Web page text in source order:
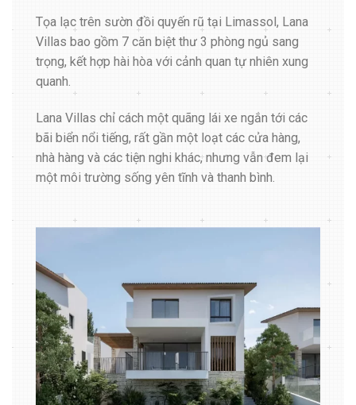
Tọa lạc trên sườn đồi quyến rũ tại Limassol, Lana
Villas bao gồm 7 căn biệt thư 3 phòng ngủ sang
trọng, kết hợp hài hòa với cảnh quan tự nhiên xung
quanh.
Lana Villas chỉ cách một quãng lái xe ngắn tới các
bãi biển nổi tiếng, rất gần một loạt các cửa hàng,
nhà hàng và các tiện nghi khác, nhưng vẫn đem lại
một môi trường sống yên tĩnh và thanh bình.